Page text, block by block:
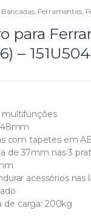
, Ferramentas,
para
–
multifunções
com tapetes em
de 37mm nas 3
acessórios nas
de carga: 200kg